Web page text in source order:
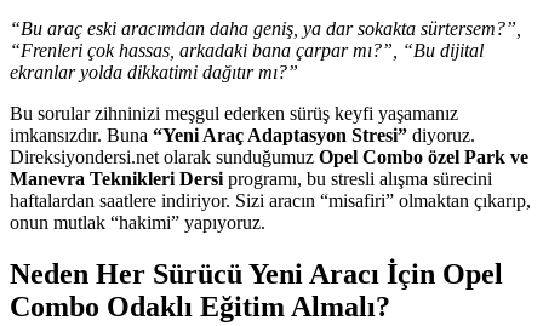
“Bu araç eski aracımdan daha geniş, ya dar sokakta sürtersem?”,
“Frenleri çok hassas, arkadaki bana çarpar mı?”, “Bu dijital
ekranlar yolda dikkatimi dağıtır mı?”
Bu sorular zihninizi meşgul ederken sürüş keyfi yaşamanız
imkansızdır. Buna “Yeni Araç Adaptasyon Stresi” diyoruz.
Direksiyondersi.net olarak sunduğumuz Opel Combo özel Park ve
Manevra Teknikleri Dersi programı, bu stresli alışma sürecini
haftalardan saatlere indiriyor. Sizi aracın “misafiri” olmaktan çıkarıp,
onun mutlak “hakimi” yapıyoruz.
Neden Her Sürücü Yeni Aracı İçin Opel
Combo Odaklı Eğitim Almalı?